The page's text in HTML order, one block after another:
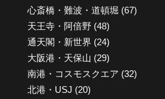
心斎橋・難波・道頓堀 (67)
天王寺・阿倍野 (48)
通天閣・新世界 (24)
大阪港・天保山 (29)
南港・コスモスクエア (32)
北港・USJ (20)